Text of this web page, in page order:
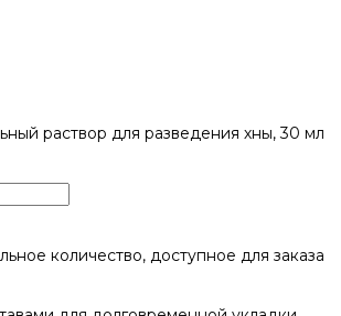
раствор для разведения хны, 30 мл
количество, доступное для заказа